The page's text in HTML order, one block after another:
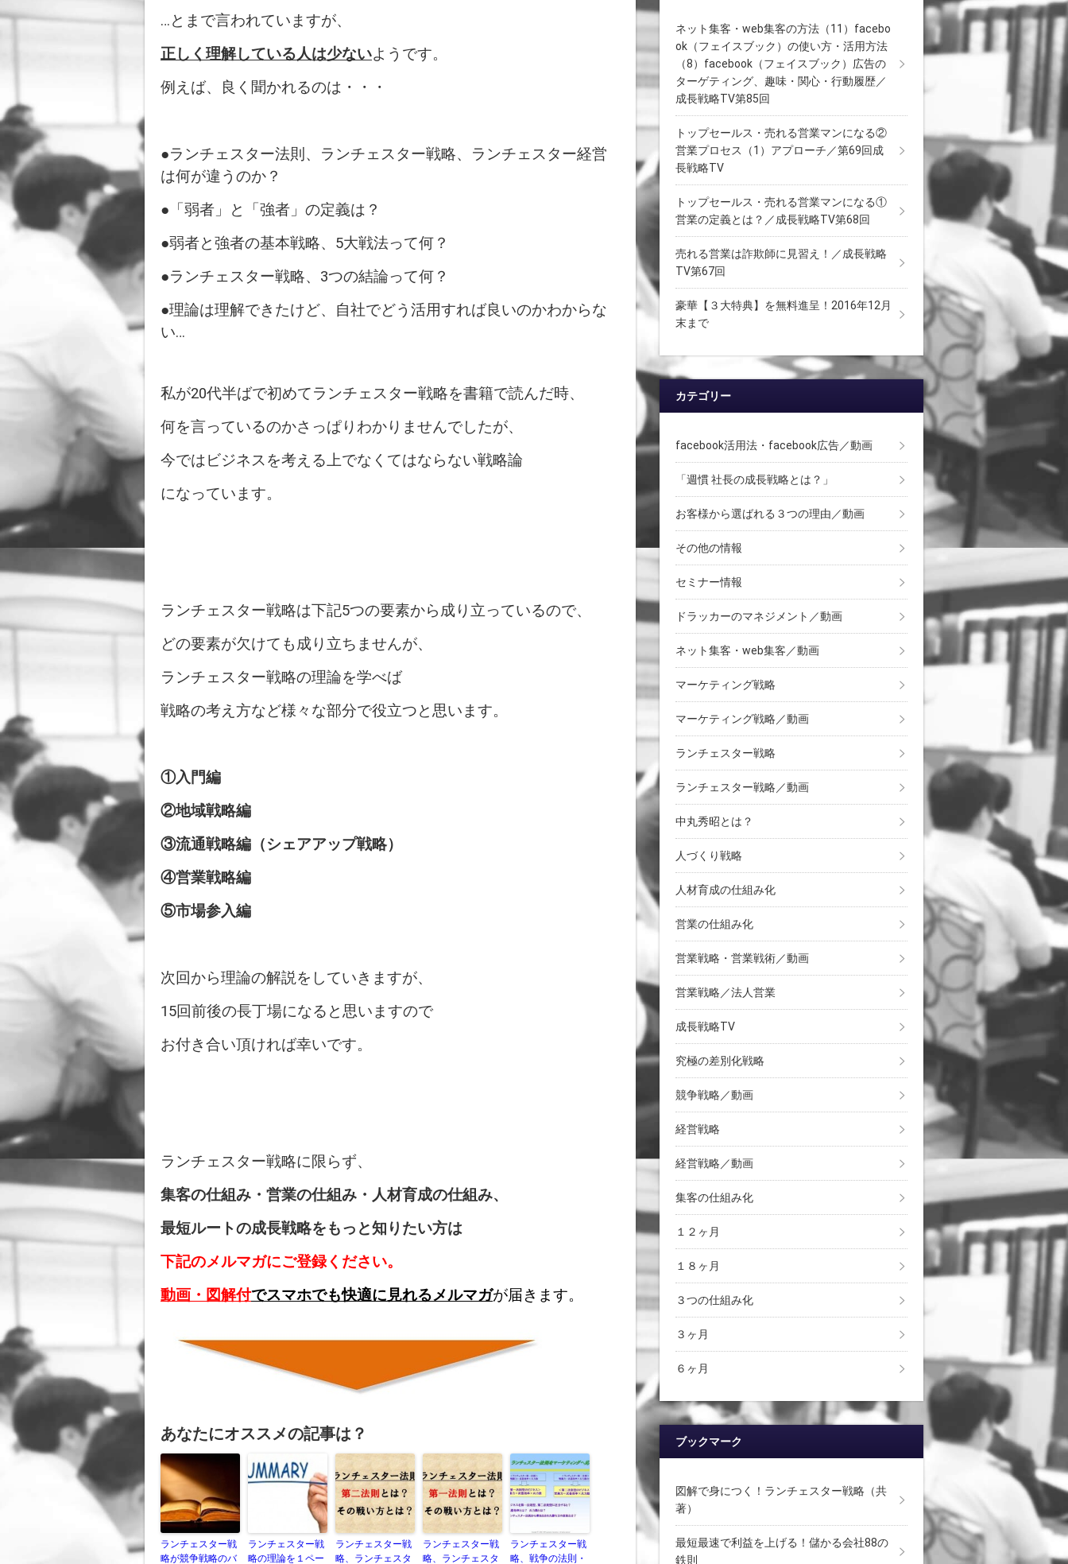
…とまで言われていますが、
正しく理解している人は少ないようです。
例えば、良く聞かれるのは・・・
●ランチェスター法則、ランチェスター戦略、ランチェスター経営
は何が違うのか？
●「弱者」と「強者」の定義は？
●弱者と強者の基本戦略、5大戦法って何？
●ランチェスター戦略、3つの結論って何？
●理論は理解できたけど、自社でどう活用すれば良いのかわからな
い…
私が20代半ばで初めてランチェスター戦略を書籍で読んだ時、
何を言っているのかさっぱりわかりませんでしたが、
今ではビジネスを考える上でなくてはならない戦略論
になっています。
ランチェスター戦略は下記5つの要素から成り立っているので、
どの要素が欠けても成り立ちませんが、
ランチェスター戦略の理論を学べば
戦略の考え方など様々な部分で役立つと思います。
①入門編
②地域戦略編
③流通戦略編（シェアアップ戦略）
④営業戦略編
⑤市場参入編
次回から理論の解説をしていきますが、
15回前後の長丁場になると思いますので
お付き合い頂ければ幸いです。
ランチェスター戦略に限らず、
集客の仕組み・営業の仕組み・人材育成の仕組み、
最短ルートの成長戦略をもっと知りたい方は
下記のメルマガにご登録ください。
動画・図解付でスマホでも快適に見れるメルマガが届きます。
あなたにオススメの記事は？
ランチェスター戦
略が競争戦略のバ
ランチェスター戦
略の理論を１ペー
ランチェスター戦
略、ランチェスタ
ランチェスター戦
略、ランチェスタ
ランチェスター戦
略、戦争の法則・
ネット集客・web集客の方法（11）facebo
ok（フェイスブック）の使い方・活用方法
（8）facebook（フェイスブック）広告の
ターゲティング、趣味・関心・行動履歴／
成長戦略TV第85回
トップセールス・売れる営業マンになる②
営業プロセス（1）アプローチ／第69回成
長戦略TV
トップセールス・売れる営業マンになる①
営業の定義とは？／成長戦略TV第68回
売れる営業は詐欺師に見習え！／成長戦略
TV第67回
豪華【３大特典】を無料進呈！2016年12月
末まで
カテゴリー
facebook活用法・facebook広告／動画
「週慣 社長の成長戦略とは？」
お客様から選ばれる３つの理由／動画
その他の情報
セミナー情報
ドラッカーのマネジメント／動画
ネット集客・web集客／動画
マーケティング戦略
マーケティング戦略／動画
ランチェスター戦略
ランチェスター戦略／動画
中丸秀昭とは？
人づくり戦略
人材育成の仕組み化
営業の仕組み化
営業戦略・営業戦術／動画
営業戦略／法人営業
成長戦略TV
究極の差別化戦略
競争戦略／動画
経営戦略
経営戦略／動画
集客の仕組み化
１２ヶ月
１８ヶ月
３つの仕組み化
３ヶ月
６ヶ月
ブックマーク
図解で身につく！ランチェスター戦略（共
著）
最短最速で利益を上げる！儲かる会社88の
鉄則